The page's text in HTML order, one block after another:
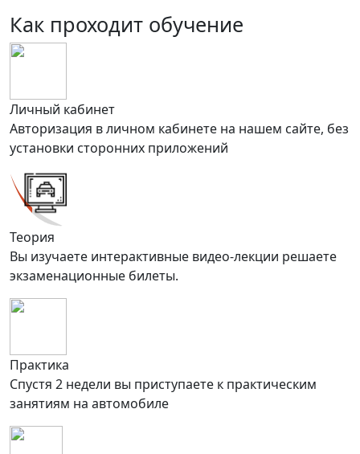
Как проходит обучение
Личный кабинет
Авторизация в личном кабинете на нашем сайте, без
установки сторонних приложений
Теория
Вы изучаете интерактивные видео-лекции решаете
экзаменационные билеты.
Практика
Спустя 2 недели вы приступаете к практическим
занятиям на автомобиле